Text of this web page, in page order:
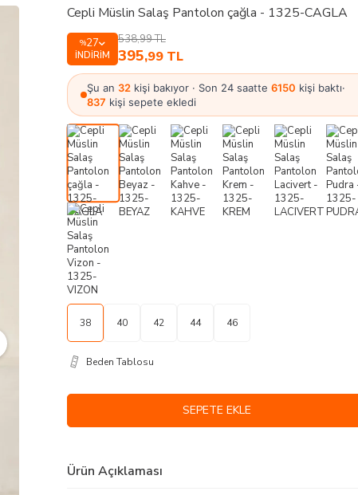
Cepli Müslin Salaş Pantolon çağla - 1325-CAGLA
%27
İNDIRIM
538,99TL
395,99 TL
Şu an 32 kişi bakıyor · Son 24 saatte 6150 kişi baktı·
837 kişi sepete ekledi
38 40 42 44 46
Beden Tablosu
SEPETE EKLE
Ürün Açıklaması